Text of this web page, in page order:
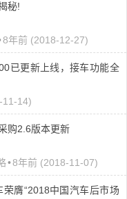
秘!
8年前 (2018-12-27)
已更新上线，接车功能全
11-14)
购2.6版本更新
•8年前 (2018-11-07)
膺“2018中国汽车后市场